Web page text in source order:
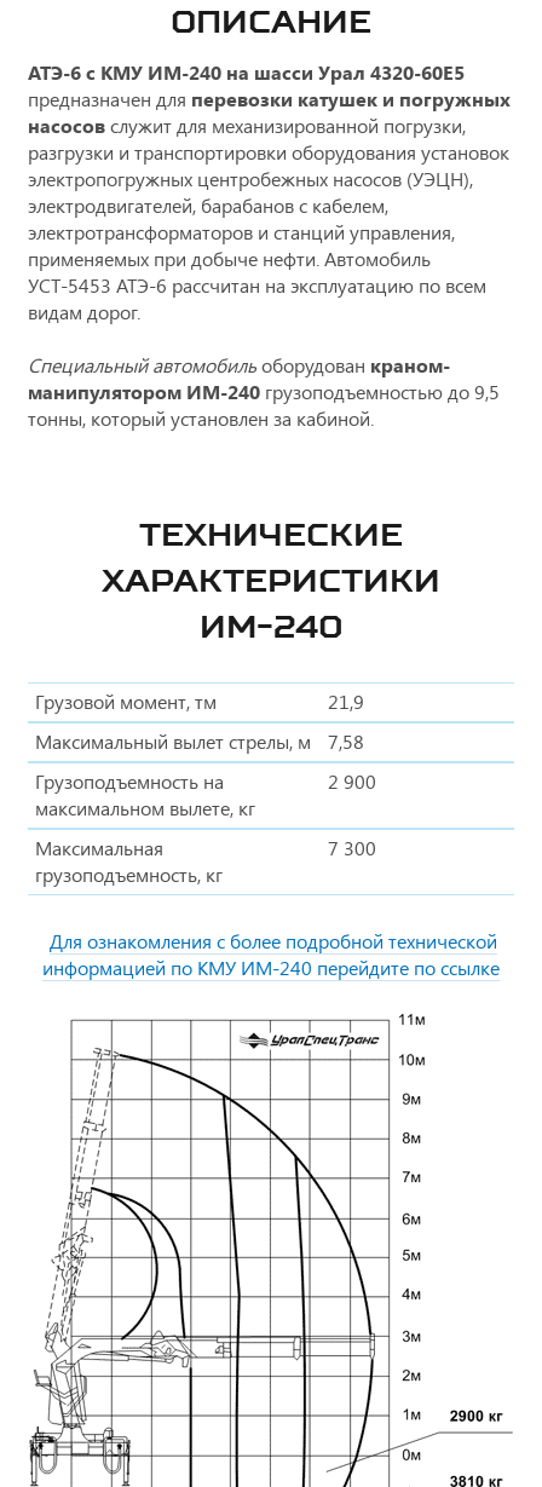
ОПИСАНИЕ
АТЭ-6 с КМУ ИМ-240 на шасси Урал 4320-60Е5
предназначен для перевозки катушек и погружных
насосовслужит для механизированной погрузки,
разгрузки и транспортировки оборудования установок
электропогружных центробежных насосов (УЭЦН),
электродвигателей, барабанов с кабелем,
электротрансформаторов и станций управления,
применяемых при добыче нефти. Автомобиль
УСТ-5453 АТЭ-6 рассчитан на эксплуатацию по всем
видам дорог.
Специальный автомобильоборудован краном-
манипулятором ИМ-240 грузоподъемностью до 9,5
тонны, который установлен за кабиной.
ТЕХНИЧЕСКИЕ
ХАРАКТЕРИСТИКИ
ИМ-240
Грузовой момент, тм
21,9
Максимальный вылет стрелы, м
7,58
Грузоподъемность на
максимальном вылете, кг
2 900
Максимальная
грузоподъемность, кг
7 300
Для ознакомления с более подробной технической
информацией по КМУ ИМ-240 перейдите по ссылке